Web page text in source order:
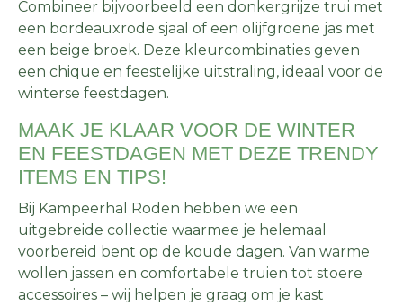
Combineer bijvoorbeeld een donkergrijze trui met
een bordeauxrode sjaal of een olijfgroene jas met
een beige broek. Deze kleurcombinaties geven
een chique en feestelijke uitstraling, ideaal voor de
winterse feestdagen.
MAAK JE KLAAR VOOR DE WINTER
EN FEESTDAGEN MET DEZE TRENDY
ITEMS EN TIPS!
Bij Kampeerhal Roden hebben we een
uitgebreide collectie waarmee je helemaal
voorbereid bent op de koude dagen. Van warme
wollen jassen en comfortabele truien tot stoere
accessoires – wij helpen je graag om je kast